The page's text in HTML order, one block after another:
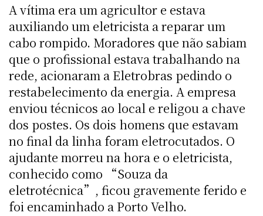
A vítima era um agricultor e estava
auxiliando um eletricista a reparar um
cabo rompido. Moradores que não sabiam
que o profissional estava trabalhando na
rede, acionaram a Eletrobras pedindo o
restabelecimento da energia. A empresa
enviou técnicos ao local e religou a chave
dos postes. Os dois homens que estavam
no final da linha foram eletrocutados. O
ajudante morreu na hora e o eletricista,
conhecido como “Souza da
eletrotécnica”, ficou gravemente ferido e
foi encaminhado a Porto Velho.